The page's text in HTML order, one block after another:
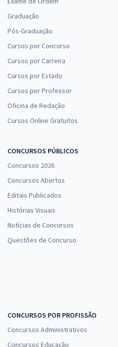
Graduação
Pós-Graduação
Cursos por Concurso
Cursos por Carreira
Cursos por Estado
Cursos por Professor
Oficina de Redação
Cursos Online Gratuitos
CONCURSOS PÚBLICOS
Concursos 2026
Concursos Abertos
Editais Publicados
Histórias Visuais
Notícias de Concursos
Questões de Concurso
CONCURSOS POR PROFISSÃO
Concursos Administrativos
Concursos Educação